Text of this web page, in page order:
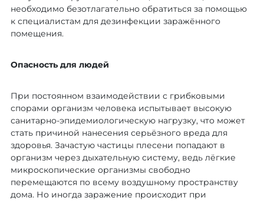
необходимо безотлагательно обратиться за помощью
к специалистам для дезинфекции заражённого
помещения.
Опасность для людей
При постоянном взаимодействии с грибковыми
спорами организм человека испытывает высокую
санитарно-эпидемиологическую нагрузку, что может
стать причиной нанесения серьёзного вреда для
здоровья. Зачастую частицы плесени попадают в
организм через дыхательную систему, ведь лёгкие
микроскопические организмы свободно
перемещаются по всему воздушному пространству
дома. Но иногда заражение происходит при